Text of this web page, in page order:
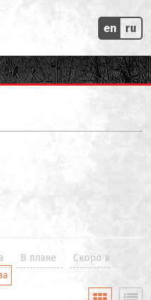
en ru
В плане
Скоро в